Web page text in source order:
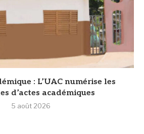
: L’UAC numérise les
d’actes académiques
5 août 2026